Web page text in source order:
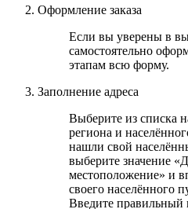
Оформление заказа
Если вы уверены в
самостоятельно
этапам всю форму.
Заполнение адреса
Выберите из списка
региона и
нашли свой
выберите значение
местоположение» и
своего населённого
Введите правильный